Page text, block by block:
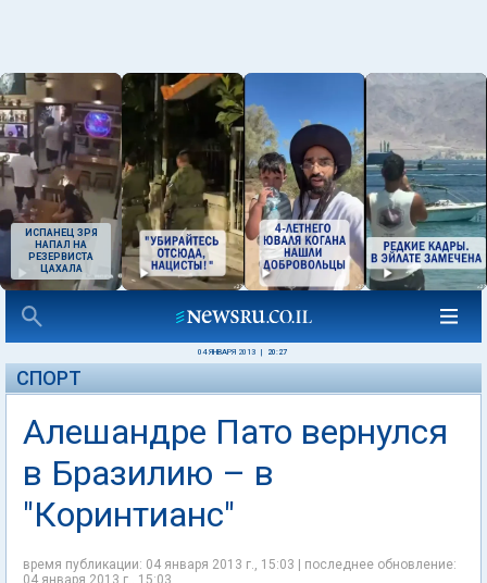
ИСПАНЕЦ ЗРЯ
НАПАЛ НА
РЕЗЕРВИСТА
ЦАХАЛА
04 ЯНВАРЯ 2013 20:27
СПОРТ
Алешандре Пато вернулся
в Бразилию – в
"Коринтианс"
время публикации: 04 января 2013 г., 15:03 | последнее обновление:
04 января 2013 г., 15:03